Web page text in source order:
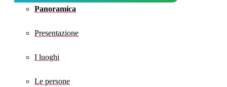
Panoramica
Presentazione
I luoghi
Le persone